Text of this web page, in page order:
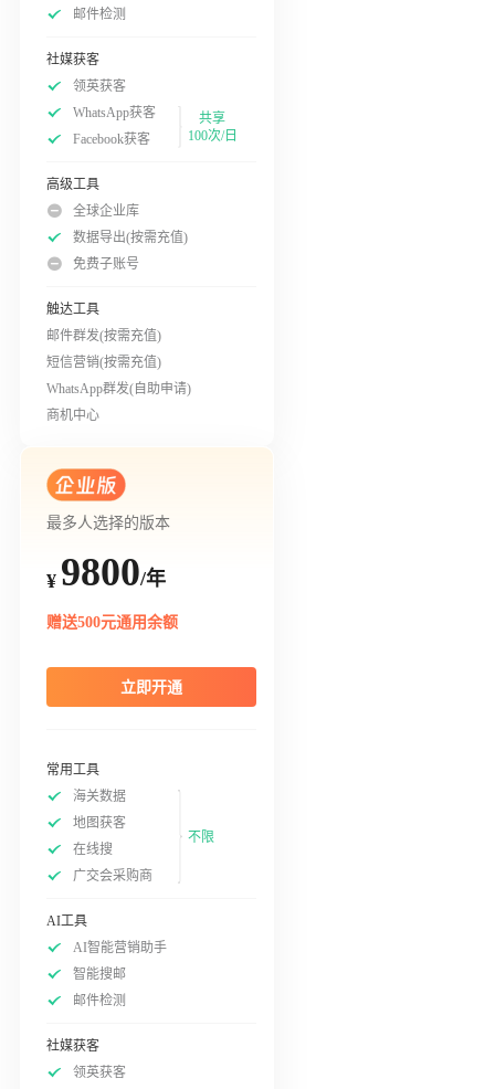
邮件检测
社媒获客
领英获客
WhatsApp获客
Facebook获客
共享
100次/日
高级工具
全球企业库
数据导出(按需充值)
免费子账号
触达工具
邮件群发(按需充值)
短信营销(按需充值)
WhatsApp群发(自助申请)
商机中心
最多人选择的版本
¥ 9800/年
赠送500元通用余额
立即开通
常用工具
海关数据
地图获客
在线搜
广交会采购商
不限
AI工具
AI智能营销助手
智能搜邮
邮件检测
社媒获客
领英获客